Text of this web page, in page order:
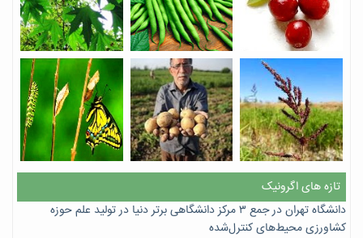
تازه های اگرونیک
دانشگاه تهران در جمع ۳ مرکز دانشگاهی برتر دنیا در تولید علم حوزه
کشاورزی محیط‌های کنترل‌شده